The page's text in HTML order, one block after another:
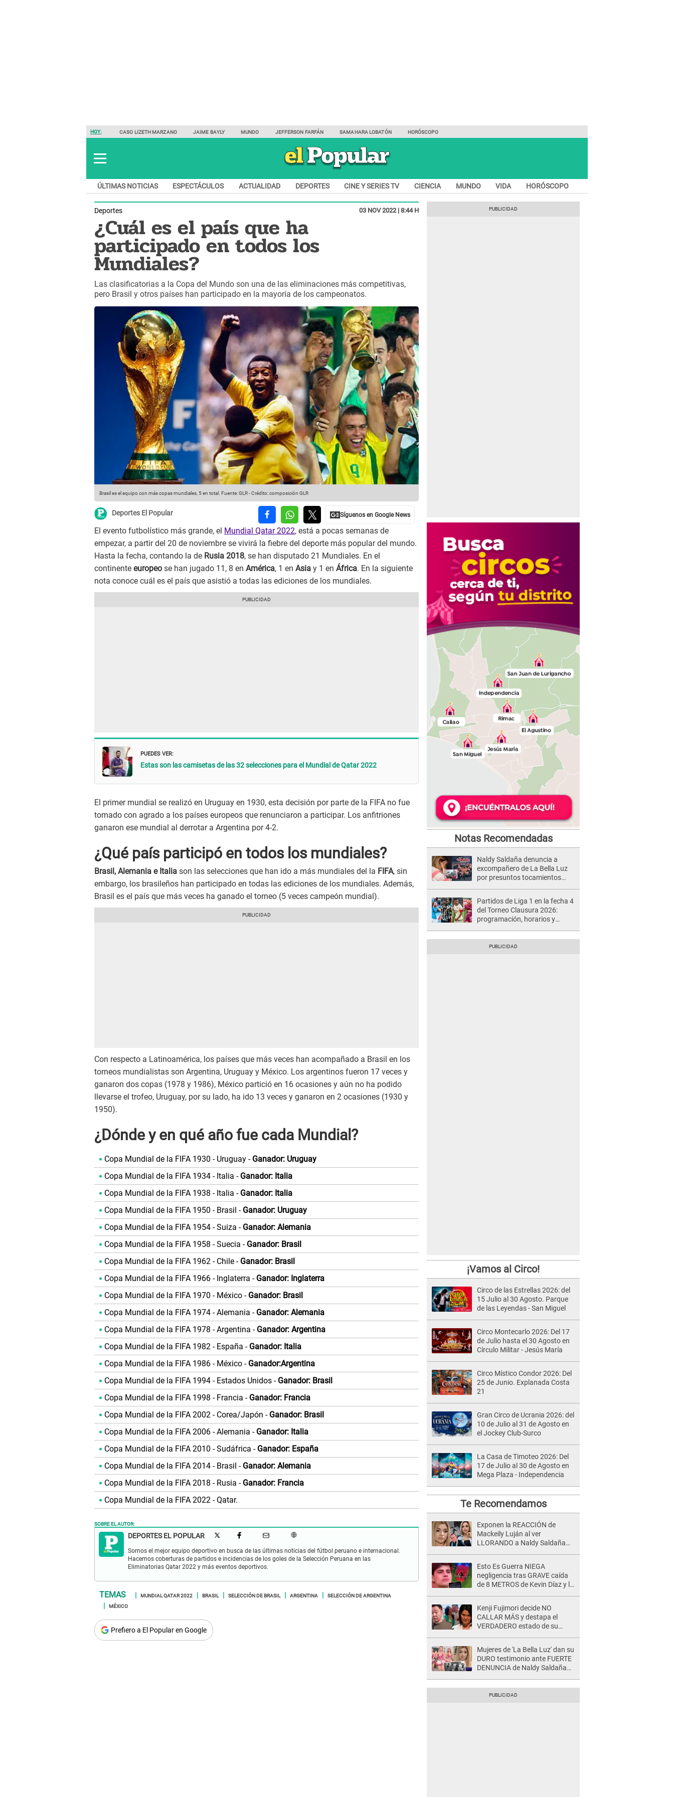
HOY: CASO LIZETH MARZANO JAIME BAYLY MUNDO JEFFERSON FARFÁN SAMAHARA LOBATÓN HORÓSCOPO
ÚLTIMAS NOTICIAS ESPECTÁCULOS ACTUALIDAD DEPORTES CINE Y SERIES TV CIENCIA MUNDO VIDA HORÓSCOPO
Deportes 03 NOV 2022 | 8:44 H
¿Cuál es el país que ha
participado en todos los
Mundiales?
Las clasificatorias a la Copa del Mundo son una de las eliminaciones más competitivas,
pero Brasil y otros países han participado en la mayoría de los campeonatos.
Brasil es el equipo con más copas mundiales, 5 en total. Fuente: GLR-Crédito: composición GLR
Deportes El Popular
El evento futbolístico más grande, el Mundial Qatar 2022, está a pocas semanas de
empezar, a partir del 20 de noviembre se vivirá la fiebre del deporte más popular del mundo.
Hasta la fecha, contando la de Rusia 2018, se han disputado 21 Mundiales. En el
continente europeo se han jugado 11, 8 en América, 1 en Asia y 1 en África. En la siguiente
nota conoce cuál es el país que asistió a todas las ediciones de los mundiales.
PUEDES VER:
Estas son las camisetas de las 32 selecciones para el Mundial de Qatar 2022
El primer mundial se realizó en Uruguay en 1930, esta decisión por parte de la FIFA no fue
tomado con agrado a los países europeos que renunciaron a participar. Los anfitriones
ganaron ese mundial al derrotar a Argentina por 4-2.
¿Qué país participó en todos los mundiales?
Brasil, Alemania e Italia son las selecciones que han ido a más mundiales del la FIFA, sin
embargo, los brasileños han participado en todas las ediciones de los mundiales. Además,
Brasil es el país que más veces ha ganado el torneo (5 veces campeón mundial).
Con respecto a Latinoamérica, los países que más veces han acompañado a Brasil en los
torneos mundialistas son Argentina, Uruguay y México. Los argentinos fueron 17 veces y
ganaron dos copas (1978 y 1986), México partició en 16 ocasiones y aún no ha podido
llevarse el trofeo, Uruguay, por su lado, ha ido 13 veces y ganaron en 2 ocasiones (1930 y
1950).
¿Dónde y en qué año fue cada Mundial?
Copa Mundial de la FIFA 1930 - Uruguay - Ganador: Uruguay
Copa Mundial de la FIFA 1934 - Italia - Ganador: Italia
Copa Mundial de la FIFA 1938 - Italia - Ganador: Italia
Copa Mundial de la FIFA 1950 - Brasil - Ganador: Uruguay
Copa Mundial de la FIFA 1954 - Suiza - Ganador: Alemania
Copa Mundial de la FIFA 1958 - Suecia - Ganador: Brasil
Copa Mundial de la FIFA 1962 - Chile - Ganador: Brasil
Copa Mundial de la FIFA 1966 - Inglaterra - Ganador: Inglaterra
Copa Mundial de la FIFA 1970 - México - Ganador: Brasil
Copa Mundial de la FIFA 1974 - Alemania - Ganador: Alemania
Copa Mundial de la FIFA 1978 - Argentina - Ganador: Argentina
Copa Mundial de la FIFA 1982 - España - Ganador: Italia
Copa Mundial de la FIFA 1986 - México -Ganador:Argentina
Copa Mundial de la FIFA 1994 - Estados Unidos - Ganador: Brasil
Copa Mundial de la FIFA 1998 - Francia - Ganador: Francia
Copa Mundial de la FIFA 2002 - Corea/Japón - Ganador: Brasil
Copa Mundial de la FIFA 2006 - Alemania - Ganador: Italia
Copa Mundial de la FIFA 2010 - Sudáfrica - Ganador: España
Copa Mundial de la FIFA 2014 - Brasil - Ganador: Alemania
Copa Mundial de la FIFA 2018 - Rusia - Ganador: Francia
Copa Mundial de la FIFA 2022 - Qatar.
SOBRE EL AUTOR:
DEPORTES EL POPULAR
Somos el mejor equipo deportivo en busca de las últimas noticias del fútbol peruano e internacional.
Hacemos coberturas de partidos e incidencias de los goles de la Selección Peruana en las
Eliminatorias Qatar 2022 y más eventos deportivos.
MUNDIAL QATAR 2022 BRASIL SELECCIÓN DE BRASIL ARGENTINA
SELECCIÓN DE ARGENTINA
MÉXICO
Prefiero a El Popular en Google
Notas Recomendadas
Naldy Saldaña denuncia a
excompañero de La Bella Luz
por presuntos tocamientos
Partidos de Liga 1 en la fecha 4
del Torneo Clausura 2026:
programación, horarios y
¡Vamos al Circo!
Circo de las Estrellas 2026: del
15 Julio al 30 Agosto. Parque
de las Leyendas - San Miguel
Circo Montecarlo 2026: Del 17
de Julio hasta el 30 Agosto en
Círculo Militar - Jesús María
Circo Místico Condor 2026: Del
25 de Junio. Explanada Costa
21
Gran Circo de Ucrania 2026: del
10 de Julio al 31 de Agosto en
el Jockey Club-Surco
La Casa de Timoteo 2026: Del
17 de Julio al 30 de Agosto en
Mega Plaza - Independencia
Te Recomendamos
Exponen la REACCIÓN de
Mackeily Luján al ver
LLORANDO a Naldy Saldaña
Esto Es Guerra NIEGA
negligencia tras GRAVE caída
de 8 METROS de Kevin Díaz y lo
Kenji Fujimori decide NO
CALLAR MÁS y destapa el
VERDADERO estado de su
suegra..."
Mujeres de 'La Bella Luz' dan su
DURO testimonio ante FUERTE
DENUNCIA de Naldy Saldaña